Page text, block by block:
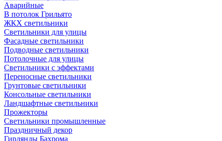
Аварийные
В потолок Грильято
ЖКХ светильники
Светильники для улицы
Фасадные светильники
Подводные светильники
Потолочные для улицы
Светильники с эффектами
Переносные светильники
Грунтовые светильники
Консольные светильники
Ландшафтные светильники
Прожекторы
Светильники промышленные
Праздничный декор
Гирлянды Бахрома